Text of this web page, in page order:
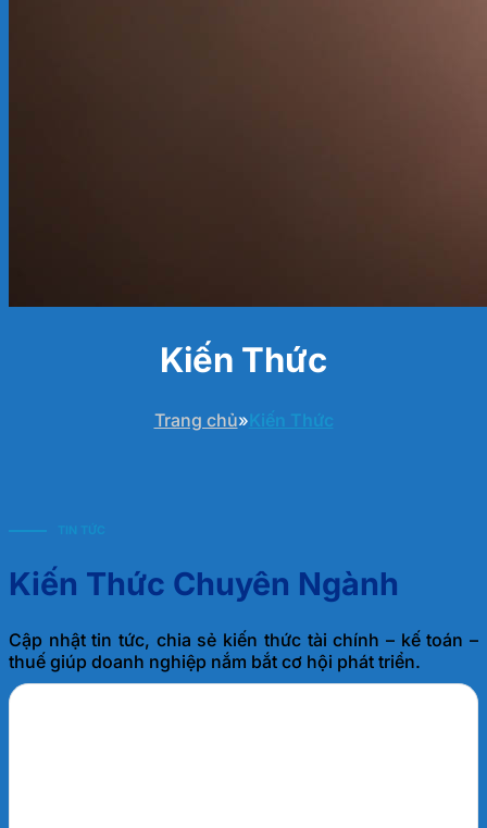
Kiến Thức
Trang chủ»Kiến Thức
TIN TỨC
Kiến Thức Chuyên Ngành
Cập nhật tin tức, chia sẻ kiến thức tài chính – kế toán –
thuế giúp doanh nghiệp nắm bắt cơ hội phát triển.